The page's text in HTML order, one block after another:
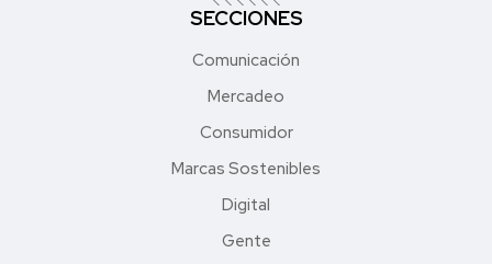
SECCIONES
Comunicación
Mercadeo
Consumidor
Marcas Sostenibles
Digital
Gente